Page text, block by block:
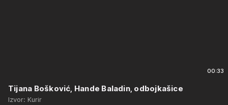
00:33
Tijana Bošković, Hande Baladin, odbojkašice
Izvor: Kurir